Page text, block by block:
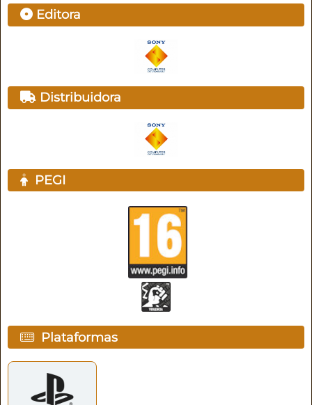
Editora
Distribuidora
PEGI
Plataformas